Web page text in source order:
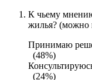
К чьему
жилья? (можно
Принимаю
(48%)
(24%)